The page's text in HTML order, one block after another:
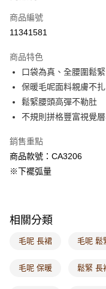
萊爾富取貨付款
付款後萊爾富取貨
每筆NT$60，滿
7-11取貨付款
每筆NT$60，滿
付款後7-11取貨
每筆NT$60，滿
付款後門市自取
每筆NT$60，滿
商品編號
11341581
商品特色
口袋為真、全腰圍鬆
保暖毛呢面料親膚不扎
鬆緊腰頭高彈不勒肚
不規則拼格豐富視覺
銷售重點
商品款號：CA3206
※下襬弧量
相關分類
毛呢 長裙 毛呢 鬆
毛呢 保暖 鬆緊 長